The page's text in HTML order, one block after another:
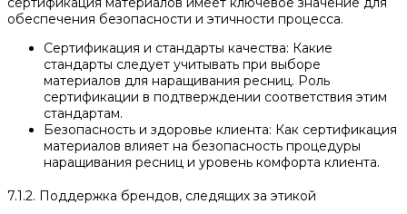
обеспечения безопасности и этичности процесса.
Сертификация и стандарты качества: Какие
стандарты следует учитывать при выборе
материалов для наращивания ресниц. Роль
сертификации в подтверждении соответствия этим
стандартам.
Безопасность и здоровье клиента: Как сертификация
материалов влияет на безопасность процедуры
наращивания ресниц и уровень комфорта клиента.
7.1.2. Поддержка брендов, следящих за этикой